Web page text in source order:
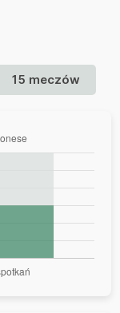
15 meczów